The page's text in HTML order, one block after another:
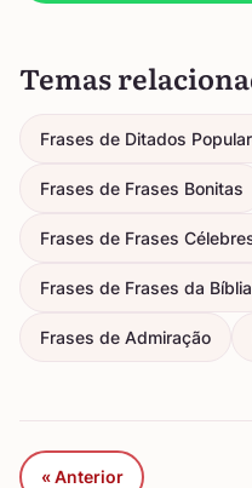
Temas
Frases de Ditados
Frases de Frases Bonitas
Frases de Frases
Frases de Frases da Bíblia
Frases de Admiração
« Anterior